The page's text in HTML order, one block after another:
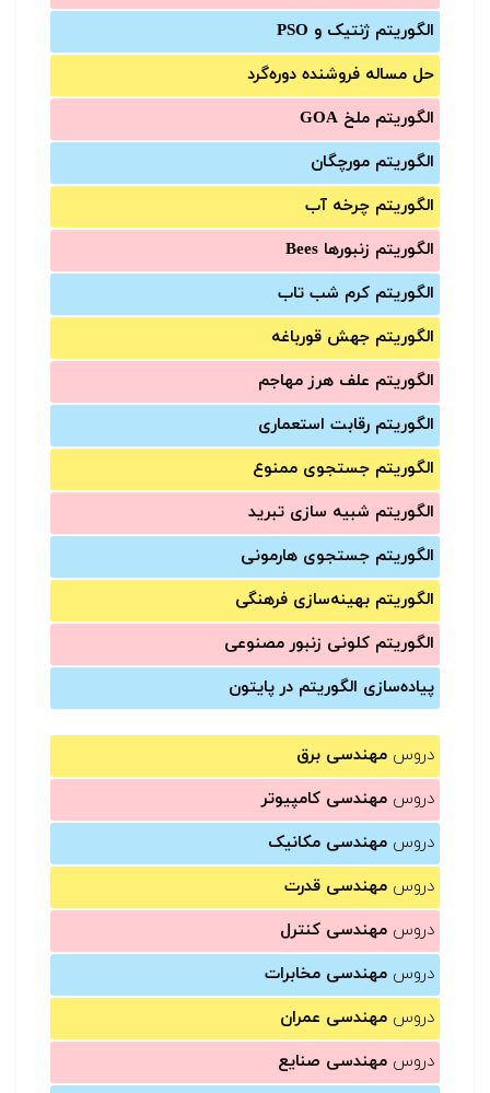
الگوریتم ژنتیک و PSO
حل مساله فروشنده دوره‌گرد
الگوریتم ملخ GOA
الگوریتم مورچگان
الگوریتم چرخه آب
الگوریتم زنبورها Bees
الگوریتم کرم شب تاب
الگوریتم جهش قورباغه
الگوریتم علف هرز مهاجم
الگوریتم رقابت استعماری
الگوریتم جستجوی ممنوع
الگوریتم شبیه سازی تبرید
الگوریتم جستجوی هارمونی
الگوریتم بهینه‌سازی فرهنگی
الگوریتم کلونی زنبور مصنوعی
پیاده‌سازی الگوریتم در پایتون
دروس مهندسی برق
دروس مهندسی کامپیوتر
دروس مهندسی مکانیک
دروس مهندسی قدرت
دروس مهندسی کنترل
دروس مهندسی مخابرات
دروس مهندسی عمران
دروس مهندسی صنایع